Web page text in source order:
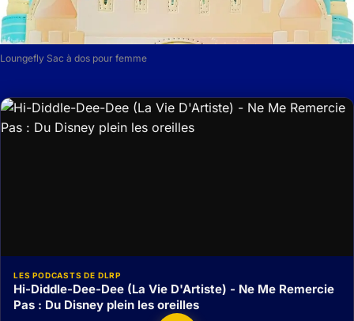
Loungefly Sac à dos pour femme
LES PODCASTS DE DLRP
Hi-Diddle-Dee-Dee (La Vie D'Artiste) - Ne Me Remercie
Pas : Du Disney plein les oreilles